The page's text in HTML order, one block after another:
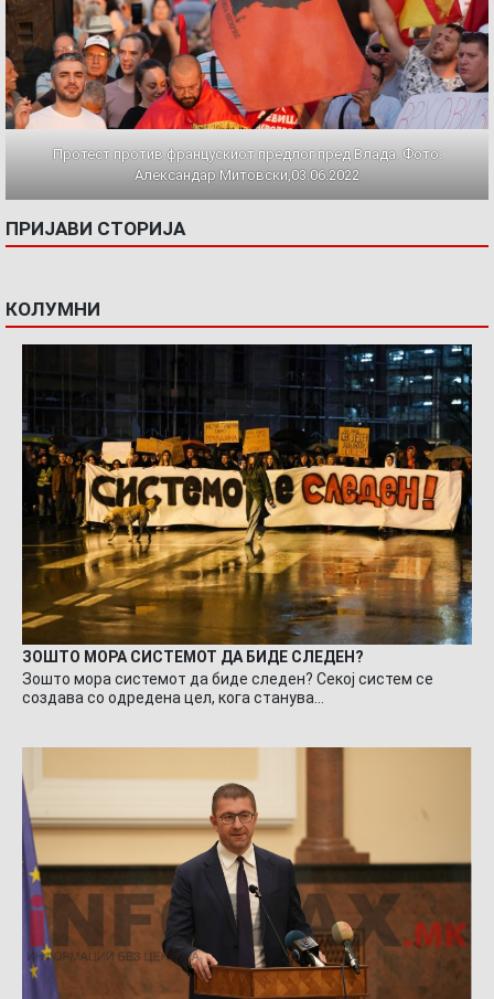
Протест против францускиот предлог пред Влада. Фото:
Александар Митовски,03.06.2022
ПРИЈАВИ СТОРИЈА
КОЛУМНИ
ЗОШТО МОРА СИСТЕМОТ ДА БИДЕ СЛЕДЕН?
Зошто мора системот да биде следен? Секој систем се
создава со одредена цел, кога станува…